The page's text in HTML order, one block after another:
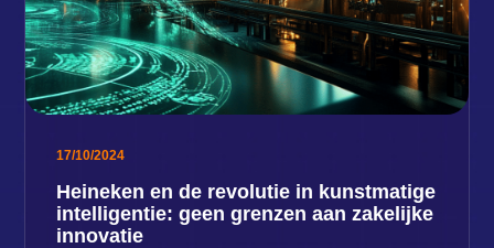
17/10/2024
Heineken en de revolutie in kunstmatige
intelligentie: geen grenzen aan zakelijke
innovatie